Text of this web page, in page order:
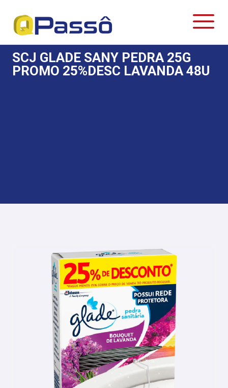
SCJ GLADE SANY PEDRA 25G
PROMO 25%DESC LAVANDA 48U